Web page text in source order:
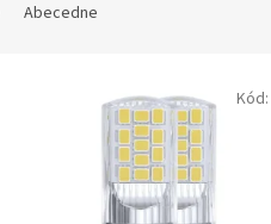
Abecedne
Kód: